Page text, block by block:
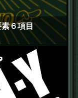
６項目